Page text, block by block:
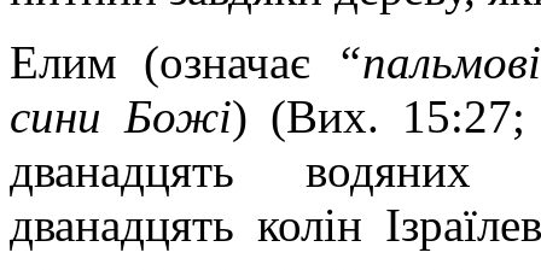
Елим (означає
сини Божі) (Вих. 15:27;
дванадцять
дванадцять колін